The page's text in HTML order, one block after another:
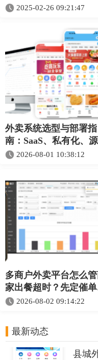
2025-02-26 09:21:47
外卖系统选型与部署指
南：SaaS、私有化、
和定制怎么选
2026-08-01 10:38:12
多商户外卖平台怎么
家出餐超时？先定催
交接规则
2026-08-02 09:14:22
最新动态
县城